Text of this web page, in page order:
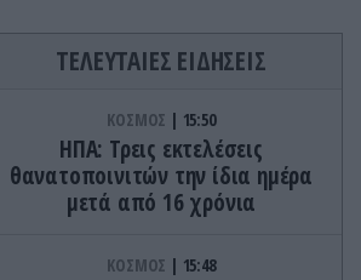
ΤΕΛΕΥΤΑΙΕΣ ΕΙΔΗΣΕΙΣ
ΚΟΣΜΟΣ 15:50
ΗΠΑ: Τρεις εκτελέσεις
θανατοποινιτών την ίδια ημέρα
μετά από 16 χρόνια
ΚΟΣΜΟΣ 15:48